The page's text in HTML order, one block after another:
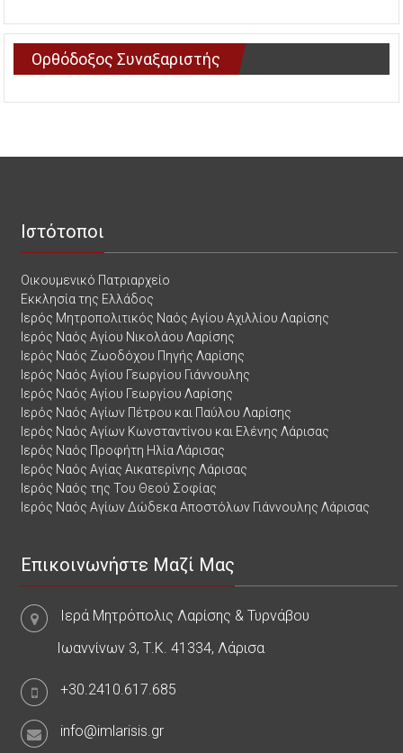
Ορθόδοξος Συναξαριστής
Ιστότοποι
Οικουμενικό Πατριαρχείο
Εκκλησία της Ελλάδος
Ιερός Μητροπολιτικός Ναός Αγίου Αχιλλίου Λαρίσης
Ιερός Ναός Αγίου Νικολάου Λαρίσης
Ιερός Ναός Ζωοδόχου Πηγής Λαρίσης
Ιερός Ναός Αγίου Γεωργίου Γιάννουλης
Ιερός Ναός Αγίου Γεωργίου Λαρίσης
Ιερός Ναός Αγίων Πέτρου και Παύλου Λαρίσης
Ιερός Ναός Αγίων Κωνσταντίνου και Ελένης Λάρισας
Ιερός Ναός Προφήτη Ηλία Λάρισας
Ιερός Ναός Αγίας Αικατερίνης Λάρισας
Ιερός Ναός της Του Θεού Σοφίας
Ιερός Ναός Αγίων Δώδεκα Αποστόλων Γιάννουλης Λάρισας
Επικοινωνήστε Μαζί Μας
Ιερά Μητρόπολις Λαρίσης & Τυρνάβου
Ιωαννίνων 3, Τ.Κ. 41334, Λάρισα
+30.2410.617.685
info@imlarisis.gr